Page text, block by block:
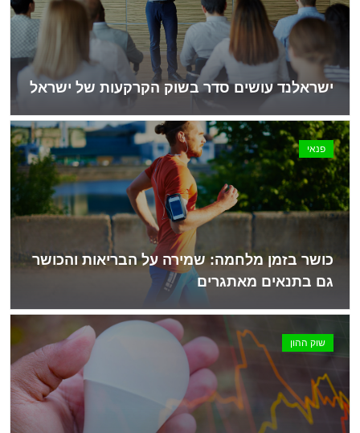
ישראלנד עושים סדר בשוק הקרקעות של ישראל
פנאי
כושר בזמן מלחמה: שמירה על הבריאות והכושר
גם בתנאים מאתגרים
שוק ההון